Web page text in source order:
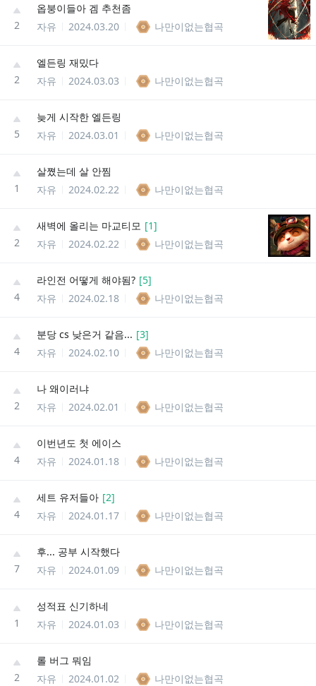
2
옵붕이들아 겜 추천좀
자유
2024.03.20 나만이없는협곡
2
엘든링 재밌다
자유
2024.03.03 나만이없는협곡
5
늦게 시작한 엘든링
자유
2024.03.01 나만이없는협곡
1
살쪘는데 살 안찜
자유
2024.02.22 나만이없는협곡
2
새벽에 올리는 마교티모 [1]
자유
2024.02.22 나만이없는협곡
4
라인전 어떻게 해야됨? [5]
자유
2024.02.18 나만이없는협곡
4
분당 cs 낮은거 같음... [3]
자유
2024.02.10 나만이없는협곡
2
나 왜이러냐
자유
2024.02.01 나만이없는협곡
4
이번년도 첫 에이스
자유
2024.01.18 나만이없는협곡
4
세트 유저들아 [2]
자유
2024.01.17 나만이없는협곡
7
후... 공부 시작했다
자유
2024.01.09 나만이없는협곡
1
성적표 신기하네
자유
2024.01.03 나만이없는협곡
2
롤 버그 뭐임
자유
2024.01.02 나만이없는협곡